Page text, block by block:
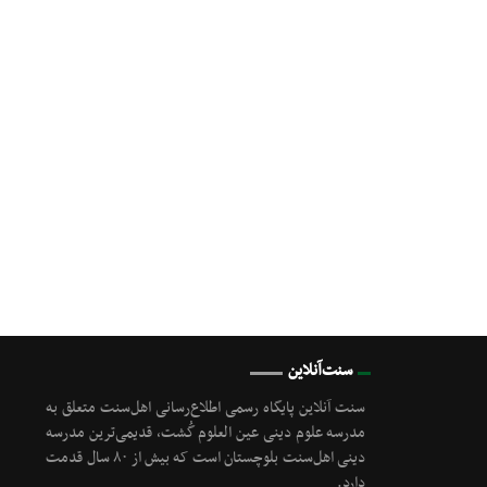
سنت‌آنلاین
سنت آنلاین پایگاه رسمی اطلاع‌رسانی اهل‌سنت متعلق به
مدرسه علوم دینی عین العلوم گُشت, قدیمی‌ترین مدرسه
دینی اهل‌سنت بلوچستان است که بیش از ۸۰ سال قدمت